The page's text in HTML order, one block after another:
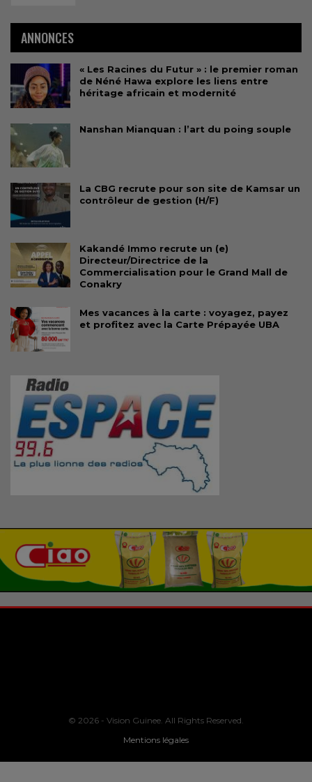
ANNONCES
« Les Racines du Futur » : le premier roman
de Néné Hawa explore les liens entre
héritage africain et modernité
Nanshan Mianquan : l’art du poing souple
La CBG recrute pour son site de Kamsar un
contrôleur de gestion (H/F)
Kakandé Immo recrute un (e)
Directeur/Directrice de la
Commercialisation pour le Grand Mall de
Conakry
Mes vacances à la carte : voyagez, payez
et profitez avec la Carte Prépayée UBA
© 2026 - Vision Guinee. All Rights Reserved.
Mentions légales